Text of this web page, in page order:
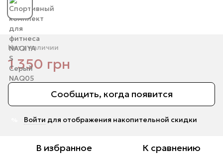
Нет в наличии
1 350 грн
Сообщить, когда появится
Войти для отображения накопительной скидки
В избранное К сравнению